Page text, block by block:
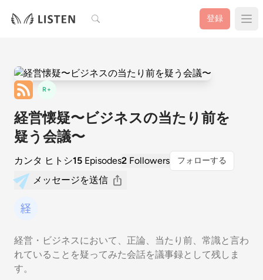
検索 登録
R+
経営懐疑〜ビジネスの当たり前を
疑う会議〜
カンタ ヒトシ15 Episodes2 Followers フォローする
メッセージを送信
経営・ビジネスにおいて、正論、当たり前、常識と言わ
れていることを疑ってみた会話を議事録として残しま
す。